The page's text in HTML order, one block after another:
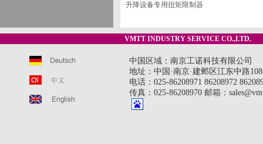
·升降设备专用扭矩限制器
VMTT INDUSTRY SERVICE CO.,LTD.
中国区域：南京工诺科技有限公司
地址：中国·南京·建邺区江东中路
电话：025-86208971 86208972
传真：025-86208970 邮箱：